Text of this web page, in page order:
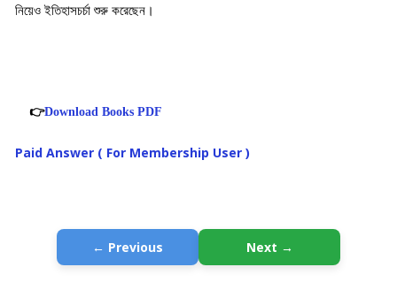
নিয়েও ইতিহাসচর্চা শুরু করেছেন।
👉Download Books PDF
Paid Answer ( For Membership User )
← Previous Next →